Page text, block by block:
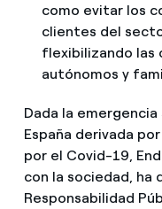
como evitar los
clientes del
flexibilizando las
autónomos y
Dada la
España derivada
por el Covid-19,
con la sociedad, ha
Responsabilidad